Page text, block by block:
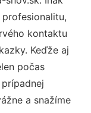
kontaktu
Keďže aj
počas
a snažíme